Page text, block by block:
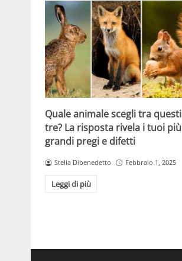
Quale animale scegli tra questi
tre? La risposta rivela i tuoi più
grandi pregi e difetti
Stella Dibenedetto Febbraio 1, 2025
Leggi di più